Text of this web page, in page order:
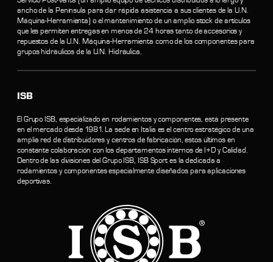
ancho de la Península para dar rápida asistencia a sus clientes de la U.N.
Máquina-Herramienta) o el mantenimiento de un amplio stock de artículos
que les permiten entregas en menos de 24 horas tanto de accesorios y
repuestos de la U.N. Máquina-Herramienta como de los componentes para
grupos hidráulicos de la U.N. Hidráulica.
ISB
El Grupo ISB, especializado en rodamientos y componentes, está presente
en el mercado desde 1981. La sede en Italia es el centro estratégico de una
amplia red de distribuidores y centros de fabricación, estos últimos en
constante colaboración con los departamentos internos de I+D y Calidad.
Dentro de las divisiones del Grupo ISB, ISB Sport es la dedicada a
rodamientos y componentes especialmente diseñados para aplicaciones
deportivas.